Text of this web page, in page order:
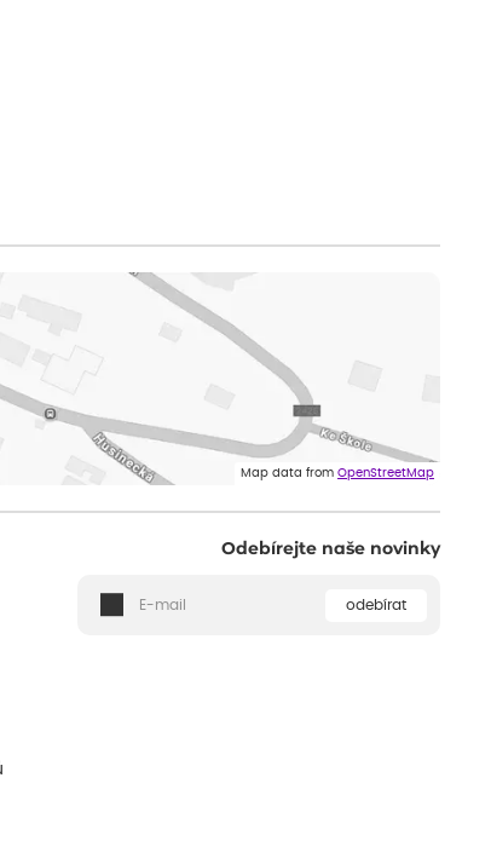
Map data from OpenStreetMap
Odebírejte naše novinky
odebírat